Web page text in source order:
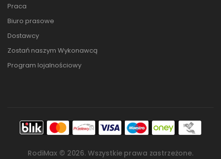
Praca
Biuro prasowe
Dostawcy
Zostań naszym Wykonawcą
Program lojalnościowy
RodiMax © 2026. Wszystkie prawa zastrzeżone.